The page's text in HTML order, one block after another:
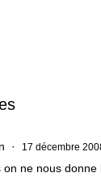
17 décembre
on ne nous donne